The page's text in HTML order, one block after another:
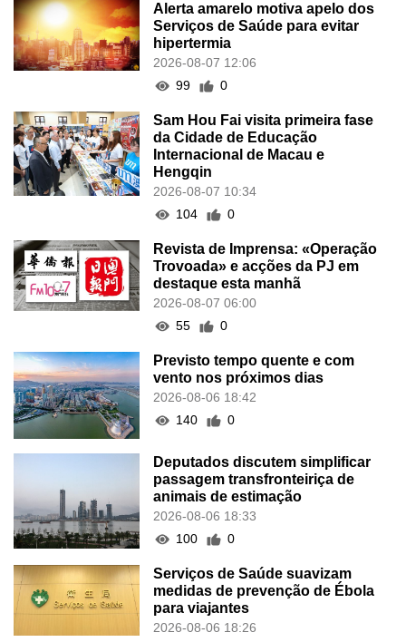
Alerta amarelo motiva apelo dos
Serviços de Saúde para evitar
hipertermia
2026-08-07 12:06
99
0
Sam Hou Fai visita primeira fase
da Cidade de Educação
Internacional de Macau e
Hengqin
2026-08-07 10:34
104
0
Revista de Imprensa: «Operação
Trovoada» e acções da PJ em
destaque esta manhã
2026-08-07 06:00
55
0
Previsto tempo quente e com
vento nos próximos dias
2026-08-06 18:42
140
0
Deputados discutem simplificar
passagem transfronteiriça de
animais de estimação
2026-08-06 18:33
100
0
Serviços de Saúde suavizam
medidas de prevenção de Ébola
para viajantes
2026-08-06 18:26